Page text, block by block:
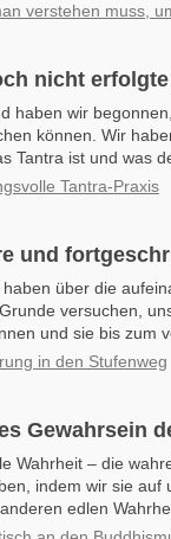
verstehen muss,
nicht
haben wir
können. Wir
Tantra ist und was
Tantra-Praxis
und
haben über die
versuchen,
und sie bis zum
in den Stufenweg
Gewahrsein
Wahrheit – die
indem wir sie
edlen